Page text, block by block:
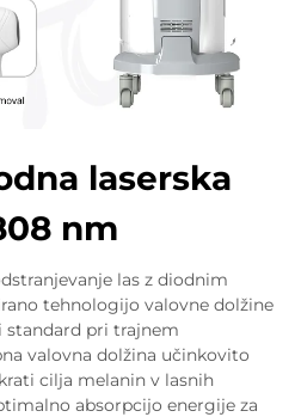
laserska
nm
las z diodnim
tehnologijo valovne dolžine
standard pri trajnem
valovna dolžina učinkovito
cilja melanin v lasnih
absorpcijo energije za